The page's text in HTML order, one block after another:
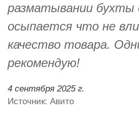
разматывании бухты
осыпается что не
качество товара.
рекомендую!
4 сентября 2025 г.
Источник: Авито